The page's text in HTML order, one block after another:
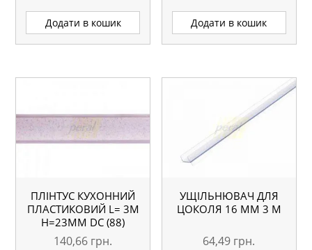
Додати в кошик Додати в кошик
ПЛІНТУС КУХОННИЙ
ПЛАСТИКОВИЙ L= 3М
H=23ММ DC (88)
АЛІКОНТЕ
140,66 грн.
УЩІЛЬНЮВАЧ ДЛЯ
ЦОКОЛЯ 16 ММ 3 М
64,49 грн.